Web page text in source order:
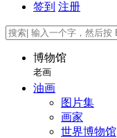
签到 注册
博物馆
老画
油画
图片集
画家
世界博物馆